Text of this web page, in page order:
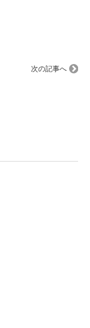
次の記事へ